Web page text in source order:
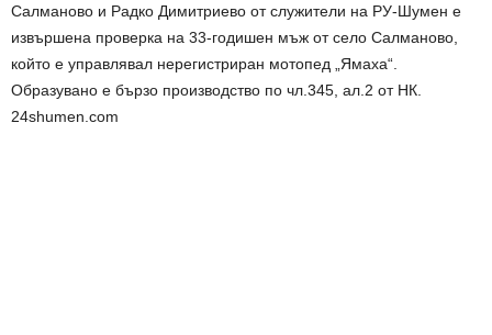
Салманово и Радко Димитриево от служители на РУ-Шумен е
извършена проверка на 33-годишен мъж от село Салманово,
който е управлявал нерегистриран мотопед „Ямаха“.
Образувано е бързо производство по чл.345, ал.2 от НК.
24shumen.com